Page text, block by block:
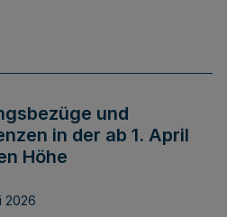
und
in der ab 1. April
Höhe
2026